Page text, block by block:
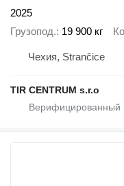
2025
Грузопод. 19 900 кг
Чехия, Strančice
TIR CENTRUM s.r.o